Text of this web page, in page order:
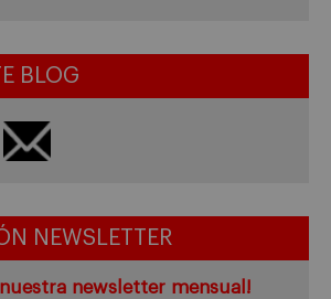
BLOG
NEWSLETTER
newsletter mensual!